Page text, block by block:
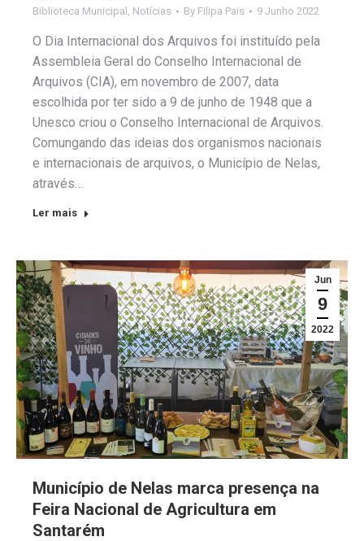
Biblioteca Municipal Notícias By Filipa Pais 9 Junho 2022
O Dia Internacional dos Arquivos foi instituído pela
Assembleia Geral do Conselho Internacional de
Arquivos (CIA), em novembro de 2007, data
escolhida por ter sido a 9 de junho de 1948 que a
Unesco criou o Conselho Internacional de Arquivos.
Comungando das ideias dos organismos nacionais
e internacionais de arquivos, o Município de Nelas,
através…
Ler mais
Jun
9
2022
Município de Nelas marca presença na
Feira Nacional de Agricultura em
Santarém